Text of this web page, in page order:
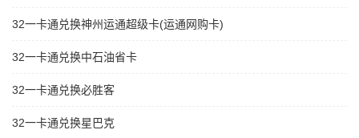
32一卡通兑换神州运通超级卡(运通网购卡)
32一卡通兑换中石油省卡
32一卡通兑换必胜客
32一卡通兑换星巴克